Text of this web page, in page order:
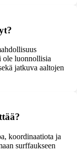
ole luonnollisia
jatkuva aaltojen
koordinaatiota ja
surffaukseen